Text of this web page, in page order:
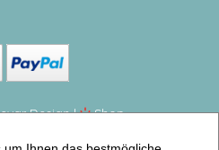
Design |
Shop